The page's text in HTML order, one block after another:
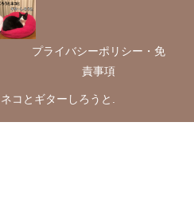
プライバシーポリシー・免
責事項
コとギターしろうと.